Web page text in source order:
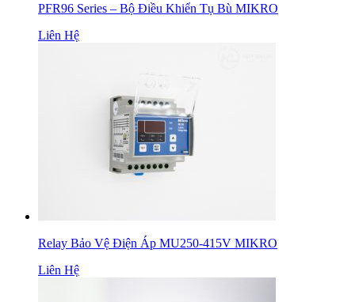
PFR96 Series – Bộ Điều Khiển Tụ Bù MIKRO
Liên Hệ
Relay Bảo Vệ Điện Áp MU250-415V MIKRO
Liên Hệ